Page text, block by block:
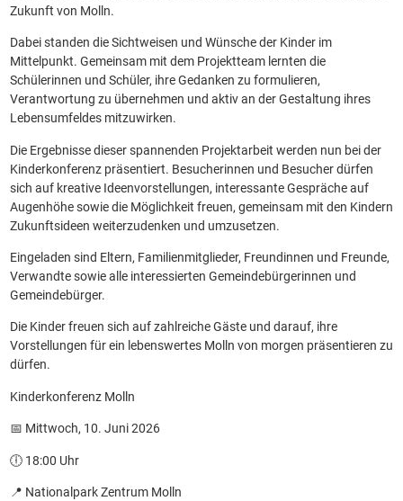
Zukunft von Molln.
Dabei standen die Sichtweisen und Wünsche der Kinder im
Mittelpunkt. Gemeinsam mit dem Projektteam lernten die
Schülerinnen und Schüler, ihre Gedanken zu formulieren,
Verantwortung zu übernehmen und aktiv an der Gestaltung ihres
Lebensumfeldes mitzuwirken.
Die Ergebnisse dieser spannenden Projektarbeit werden nun bei der
Kinderkonferenz präsentiert. Besucherinnen und Besucher dürfen
sich auf kreative Ideenvorstellungen, interessante Gespräche auf
Augenhöhe sowie die Möglichkeit freuen, gemeinsam mit den Kindern
Zukunftsideen weiterzudenken und umzusetzen.
Eingeladen sind Eltern, Familienmitglieder, Freundinnen und Freunde,
Verwandte sowie alle interessierten Gemeindebürgerinnen und
Gemeindebürger.
Die Kinder freuen sich auf zahlreiche Gäste und darauf, ihre
Vorstellungen für ein lebenswertes Molln von morgen präsentieren zu
dürfen.
Kinderkonferenz Molln
📅 Mittwoch, 10. Juni 2026
🕕 18:00 Uhr
📍 Nationalpark Zentrum Molln